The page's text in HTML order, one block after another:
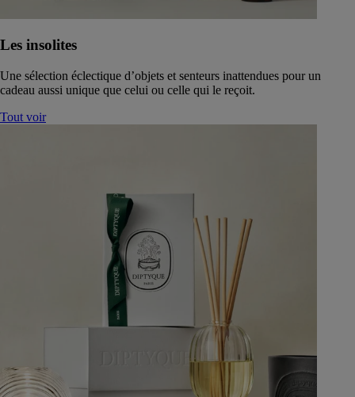
Les insolites
Une sélection éclectique d’objets et senteurs inattendues pour un
cadeau aussi unique que celui ou celle qui le reçoit.
Tout voir